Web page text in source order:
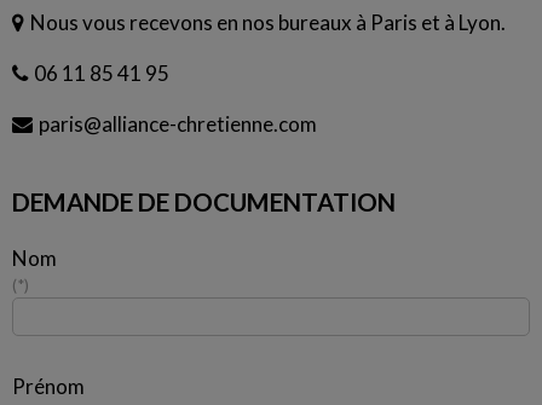
Nous vous recevons en nos bureaux à Paris et à Lyon.
06 11 85 41 95
paris@alliance-chretienne.com
DEMANDE DE DOCUMENTATION
Nom
*
Prénom